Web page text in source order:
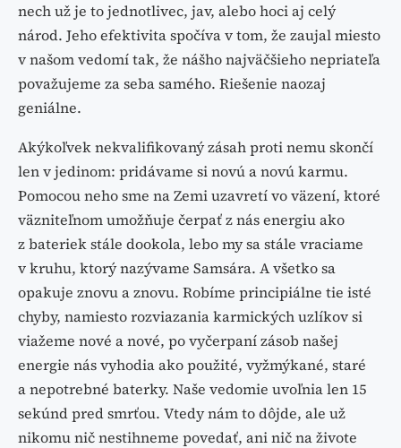
nech už je to jednotlivec, jav, alebo hoci aj celý
národ. Jeho efektivita spočíva v tom, že zaujal miesto
v našom vedomí tak, že nášho najväčšieho nepriateľa
považujeme za seba samého. Riešenie naozaj
geniálne.
Akýkoľvek nekvalifikovaný zásah proti nemu skončí
len v jedinom: pridávame si novú a novú karmu.
Pomocou neho sme na Zemi uzavretí vo väzení, ktoré
väzniteľnom umožňuje čerpať z nás energiu ako
z bateriek stále dookola, lebo my sa stále vraciame
v kruhu, ktorý nazývame Samsára. A všetko sa
opakuje znovu a znovu. Robíme principiálne tie isté
chyby, namiesto rozviazania karmických uzlíkov si
viažeme nové a nové, po vyčerpaní zásob našej
energie nás vyhodia ako použité, vyžmýkané, staré
a nepotrebné baterky. Naše vedomie uvoľnia len 15
sekúnd pred smrťou. Vtedy nám to dôjde, ale už
nikomu nič nestihneme povedať, ani nič na živote